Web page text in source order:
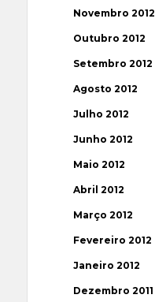
Novembro 2012
Outubro 2012
Setembro 2012
Agosto 2012
Julho 2012
Junho 2012
Maio 2012
Abril 2012
Março 2012
Fevereiro 2012
Janeiro 2012
Dezembro 2011